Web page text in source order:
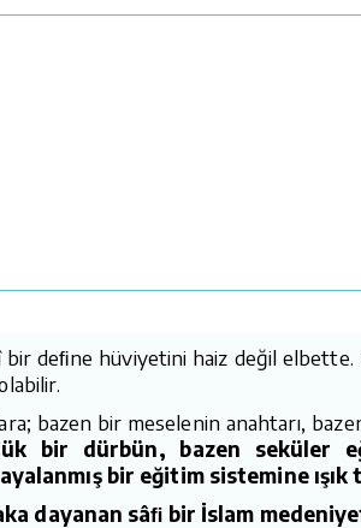
deﬁne hüviyetini haiz değil
bazen bir meselenin anahtarı,
bir dürbün, bazen seküler
bir eğitim sistemine
dayanan sâﬁ bir İslam